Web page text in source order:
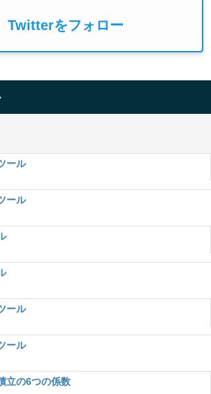
Twitterをフォロー
ール
ール
ール
ール
立の6つの係数